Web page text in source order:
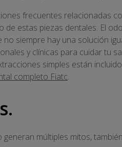
frecuentes relacionadas
de estas piezas dentales. El
siempre hay una solución
y clínicas para cuidar tu
simples están
completo Fiatc.
generan múltiples mitos,